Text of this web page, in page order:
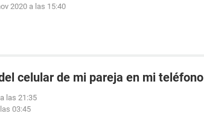
2020 a las 15:40
celular de mi pareja en mi teléfono
las 21:35
03:45